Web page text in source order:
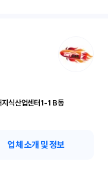
업체 소개 및 정보